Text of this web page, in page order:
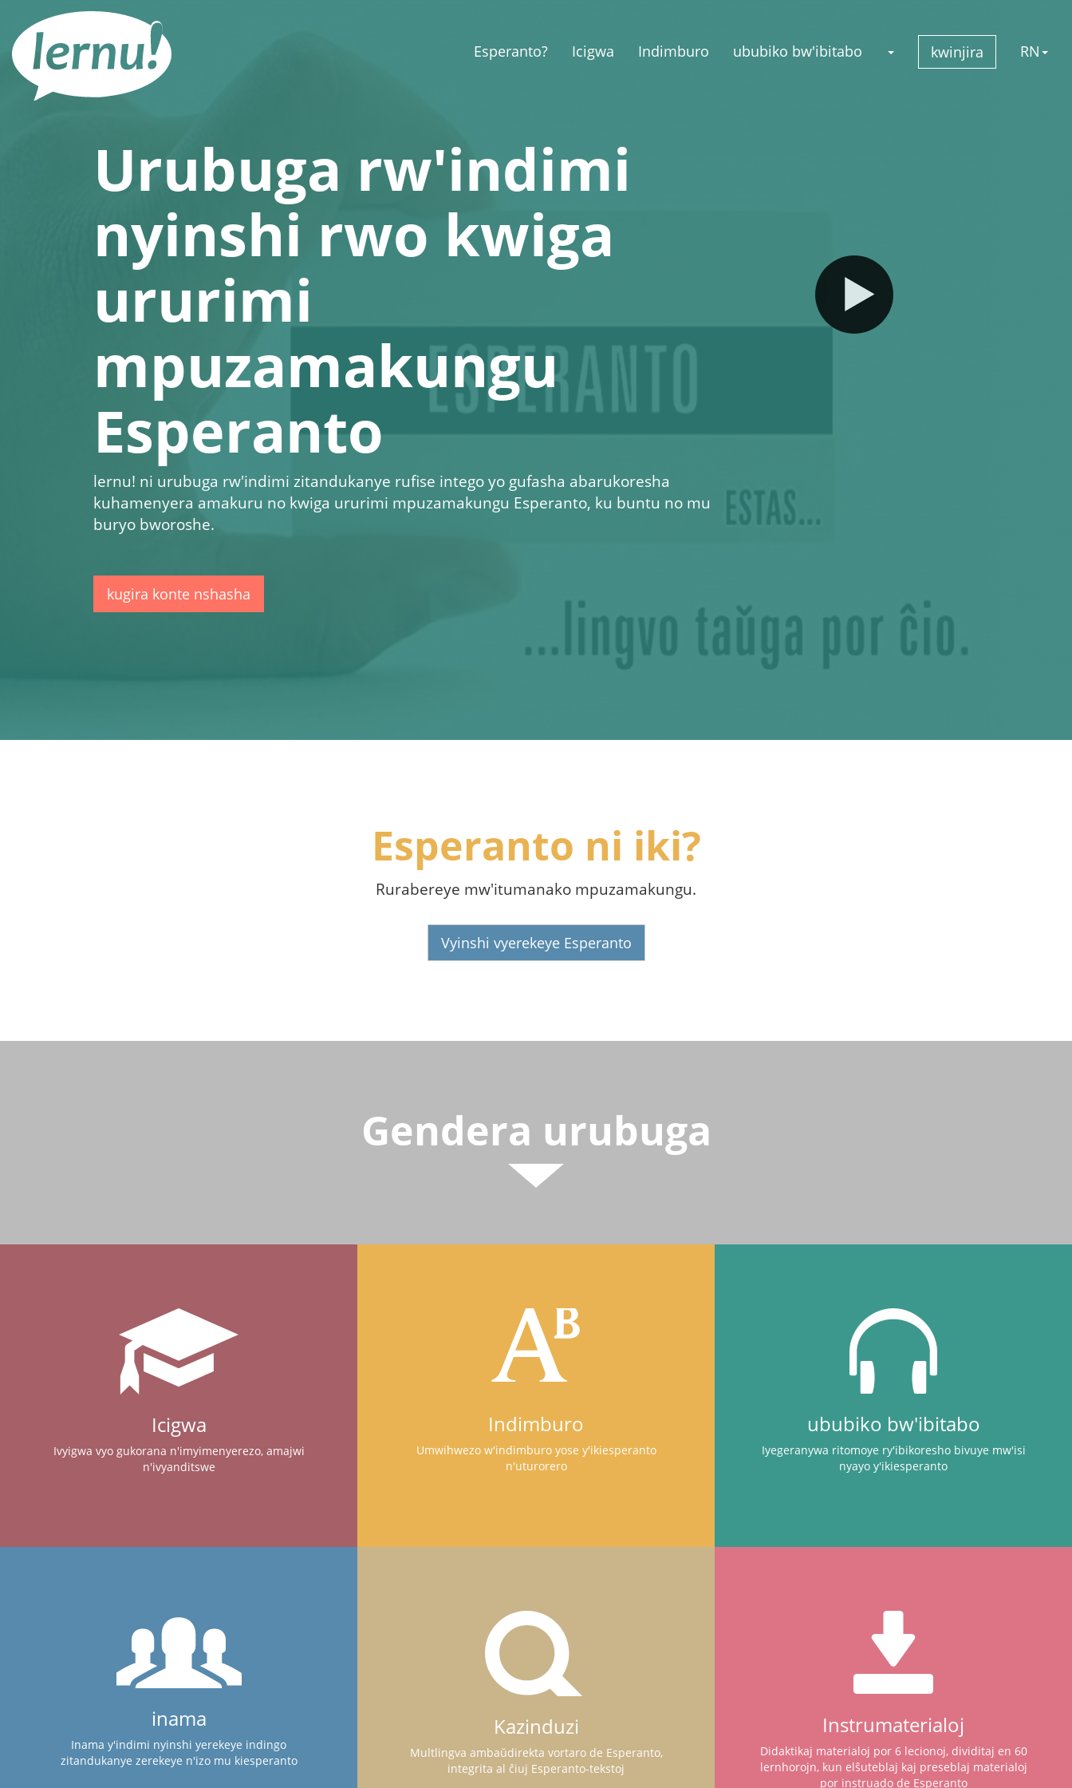
rupapuro
rw'ibirimwo
Esperanto? Icigwa Indimburo ububiko bw'ibitabo kwinjira RN
Urubuga rw'indimi
nyinshi rwo kwiga
ururimi
mpuzamakungu
Esperanto
lernu! ni urubuga rw'indimi zitandukanye rufise intego yo gufasha abarukoresha
kuhamenyera amakuru no kwiga ururimi mpuzamakungu Esperanto, ku buntu no mu
buryo bworoshe.
kugira konte nshasha
Esperanto ni iki?
Rurabereye mw'itumanako mpuzamakungu.
Vyinshi vyerekeye Esperanto
Gendera urubuga
Icigwa
Ivyigwa vyo gukorana n'imyimenyerezo, amajwi
n'ivyanditswe
Indimburo
Umwihwezo w'indimburo yose y'ikiesperanto
n'uturorero
ububiko bw'ibitabo
Iyegeranywa ritomoye ry'ibikoresho bivuye mw'isi
nyayo y'ikiesperanto
inama
Inama y'indimi nyinshi yerekeye indingo
zitandukanye zerekeye n'izo mu kiesperanto
Kazinduzi
Multlingva ambaŭdirekta vortaro de Esperanto,
integrita al ĉiuj Esperanto-tekstoj
Instrumaterialoj
Didaktikaj materialoj por 6 lecionoj, dividitaj en 60
lernhorojn, kun elŝuteblaj kaj preseblaj materialoj
por instruado de Esperanto